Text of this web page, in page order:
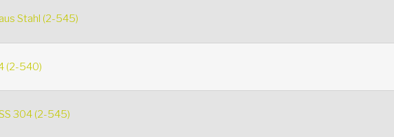
Stahl (2-545)
(2-540)
304 (2-545)